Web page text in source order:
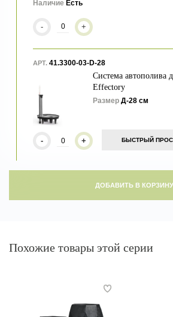
Наличие Есть
- +
АРТ. 41.3300-03-D-28
Система автополива
Effectory
Размер Д-28 см
БЫСТРЫЙ
- +
ДОБАВИТЬ В КОРЗИНУ
Похожие товары этой серии